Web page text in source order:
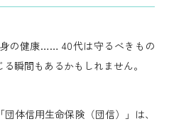
の健康…… 40代は守るべきもの
瞬間もあるかもしれません。
体信用生命保険（団信）」は、